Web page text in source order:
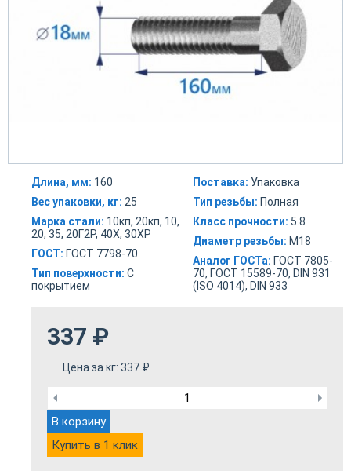
Длина, мм: 160
Вес упаковки, кг: 25
Марка стали: 10кп, 20кп, 10,
20, 35, 20Г2Р, 40Х, 30ХР
ГОСТ: ГОСТ 7798-70
Тип поверхности: С
покрытием
Поставка: Упаковка
Тип резьбы: Полная
Класс прочности: 5.8
Диаметр резьбы: М18
Аналог ГОСТа: ГОСТ 7805-
70, ГОСТ 15589-70, DIN 931
(ISO 4014), DIN 933
337 ₽
Цена за кг: 337 ₽
В корзину
Купить в 1 клик